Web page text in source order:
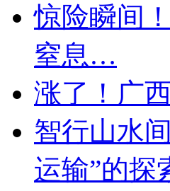
惊险瞬间
窒息…
涨了！广
智行山水
运输”的探